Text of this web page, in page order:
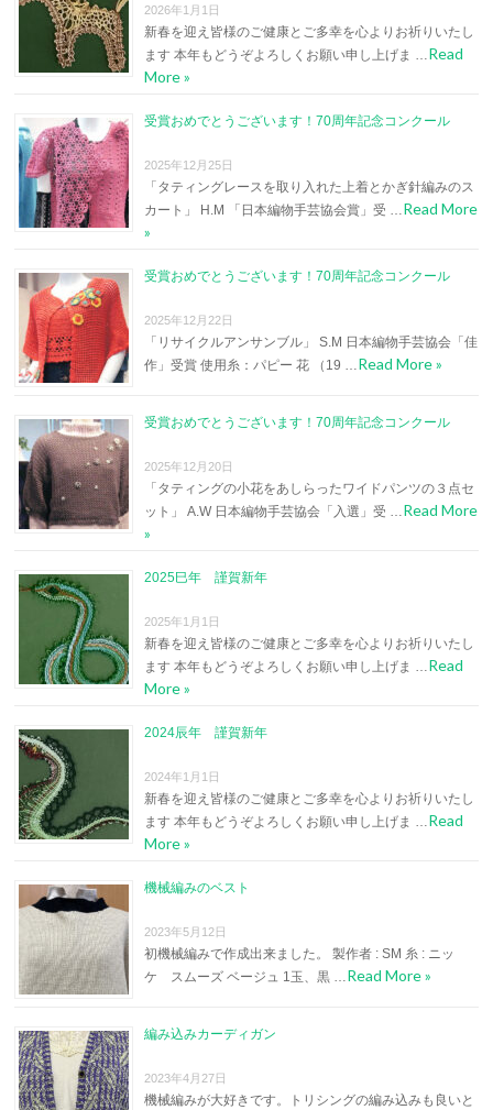
2026年1月1日
新春を迎え皆様のご健康とご多幸を心よりお祈りいたし
ます 本年もどうぞよろしくお願い申し上げま …Read
More »
受賞おめでとうございます！70周年記念コンクール
2025年12月25日
「タティングレースを取り入れた上着とかぎ針編みのス
カート」 H.M 「日本編物手芸協会賞」受 …Read More
»
受賞おめでとうございます！70周年記念コンクール
2025年12月22日
「リサイクルアンサンブル」 S.M 日本編物手芸協会「佳
作」受賞 使用糸：パピー 花 （19 …Read More »
受賞おめでとうございます！70周年記念コンクール
2025年12月20日
「タティングの小花をあしらったワイドパンツの３点セ
ット」 A.W 日本編物手芸協会「入選」受 …Read More
»
2025巳年 謹賀新年
2025年1月1日
新春を迎え皆様のご健康とご多幸を心よりお祈りいたし
ます 本年もどうぞよろしくお願い申し上げま …Read
More »
2024辰年 謹賀新年
2024年1月1日
新春を迎え皆様のご健康とご多幸を心よりお祈りいたし
ます 本年もどうぞよろしくお願い申し上げま …Read
More »
機械編みのベスト
2023年5月12日
初機械編みで作成出来ました。 製作者 : SM 糸 : ニッ
ケ スムーズ ベージュ 1玉、黒 …Read More »
編み込みカーディガン
2023年4月27日
機械編みが大好きです。トリシングの編み込みも良いと